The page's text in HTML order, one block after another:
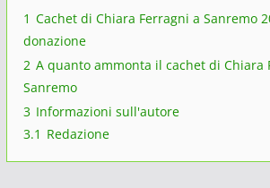
1 Cachet di Chiara Ferragni a Sanremo
donazione
2 A quanto ammonta il cachet di Chiara
Sanremo
3 Informazioni sull'autore
3.1 Redazione